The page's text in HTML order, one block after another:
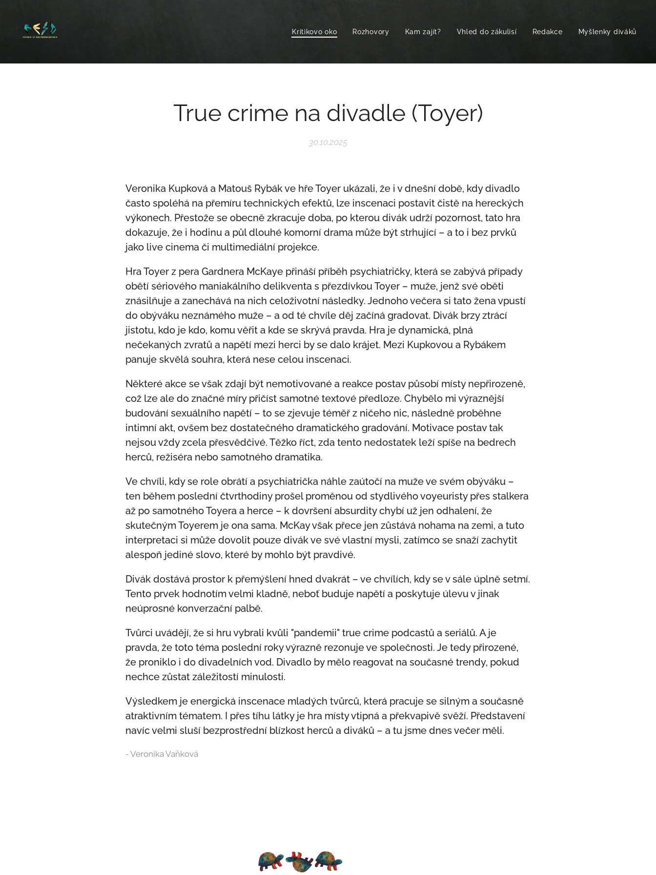
Kritikovo oko Rozhovory Kam zajít? Vhled do zákulisí Redakce Myšlenky diváků
True crime na divadle (Toyer)
30.10.2025
Veronika Kupková a Matouš Rybák ve hře Toyer ukázali, že i v dnešní době, kdy divadlo
často spoléhá na přemíru technických efektů, lze inscenaci postavit čistě na hereckých
výkonech. Přestože se obecně zkracuje doba, po kterou divák udrží pozornost, tato hra
dokazuje, že i hodinu a půl dlouhé komorní drama může být strhující – a to i bez prvků
jako live cinema či multimediální projekce.
Hra Toyer z pera Gardnera McKaye přináší příběh psychiatričky, která se zabývá případy
obětí sériového maniakálního delikventa s přezdívkou Toyer – muže, jenž své oběti
znásilňuje a zanechává na nich celoživotní následky. Jednoho večera si tato žena vpustí
do obýváku neznámého muže – a od té chvíle děj začíná gradovat. Divák brzy ztrácí
jistotu, kdo je kdo, komu věřit a kde se skrývá pravda. Hra je dynamická, plná
nečekaných zvratů a napětí mezi herci by se dalo krájet. Mezi Kupkovou a Rybákem
panuje skvělá souhra, která nese celou inscenaci.
Některé akce se však zdají být nemotivované a reakce postav působí místy nepřirozeně,
což lze ale do značné míry přičíst samotné textové předloze. Chybělo mi výraznější
budování sexuálního napětí – to se zjevuje téměř z ničeho nic, následně proběhne
intimní akt, ovšem bez dostatečného dramatického gradování. Motivace postav tak
nejsou vždy zcela přesvědčivé. Těžko říct, zda tento nedostatek leží spíše na bedrech
herců, režiséra nebo samotného dramatika.
Ve chvíli, kdy se role obrátí a psychiatrička náhle zaútočí na muže ve svém obýváku –
ten během poslední čtvrthodiny prošel proměnou od stydlivého voyeuristy přes stalkera
až po samotného Toyera a herce – k dovršení absurdity chybí už jen odhalení, že
skutečným Toyerem je ona sama. McKay však přece jen zůstává nohama na zemi, a tuto
interpretaci si může dovolit pouze divák ve své vlastní mysli, zatímco se snaží zachytit
alespoň jediné slovo, které by mohlo být pravdivé.
Divák dostává prostor k přemýšlení hned dvakrát – ve chvílích, kdy se v sále úplně setmí.
Tento prvek hodnotím velmi kladně, neboť buduje napětí a poskytuje úlevu v jinak
neúprosné konverzační palbě.
Tvůrci uvádějí, že si hru vybrali kvůli "pandemii" true crime podcastů a seriálů. A je
pravda, že toto téma poslední roky výrazně rezonuje ve společnosti. Je tedy přirozené,
že proniklo i do divadelních vod. Divadlo by mělo reagovat na současné trendy, pokud
nechce zůstat záležitostí minulosti.
Výsledkem je energická inscenace mladých tvůrců, která pracuje se silným a současně
atraktivním tématem. I přes tíhu látky je hra místy vtipná a překvapivě svěží. Představení
navíc velmi sluší bezprostřední blízkost herců a diváků – a tu jsme dnes večer měli.
- Veronika Vaňková